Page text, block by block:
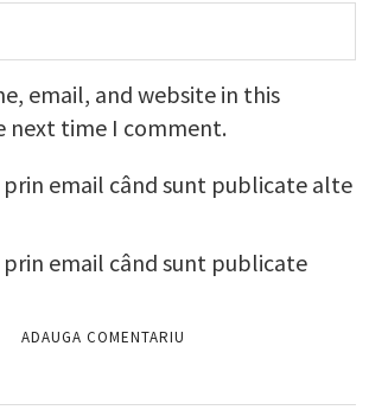
email, and website in this
next time I comment.
email când sunt publicate alte
email când sunt publicate